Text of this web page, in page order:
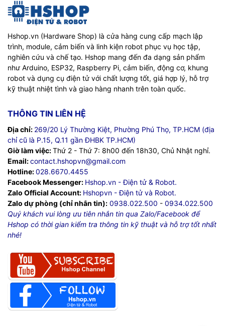
Hshop.vn (Hardware Shop) là cửa hàng cung cấp mạch lập
trình, module, cảm biến và linh kiện robot phục vụ học tập,
nghiên cứu và chế tạo. Hshop mang đến đa dạng sản phẩm
như Arduino, ESP32, Raspberry Pi, cảm biến, động cơ, khung
robot và dụng cụ điện tử với chất lượng tốt, giá hợp lý, hỗ trợ
kỹ thuật nhiệt tình và giao hàng nhanh trên toàn quốc.
THÔNG TIN LIÊN HỆ
Địa chỉ: 269/20 Lý Thường Kiệt, Phường Phú Thọ, TP.HCM (địa
chỉ cũ là P.15, Q.11 gần ĐHBK TP.HCM)
Giờ làm việc:Thứ 2 - Thứ 7: 8h00 đến 18h30, Chủ Nhật nghỉ.
Email:contact.hshopvn@gmail.com
Hotline:028.6670.4455
Facebook Messenger: Hshop.vn - Điện tử & Robot.
Zalo Official Account: Hshopvn - Điện tử và Robot.
Zalo dự phòng (chỉ nhắn tin): 0938.022.500 - 0934.022.500
Quý khách vui lòng ưu tiên nhắn tin qua Zalo/Facebook để
Hshop có thời gian kiểm tra thông tin kỹ thuật và hỗ trợ tốt nhất
nhé!